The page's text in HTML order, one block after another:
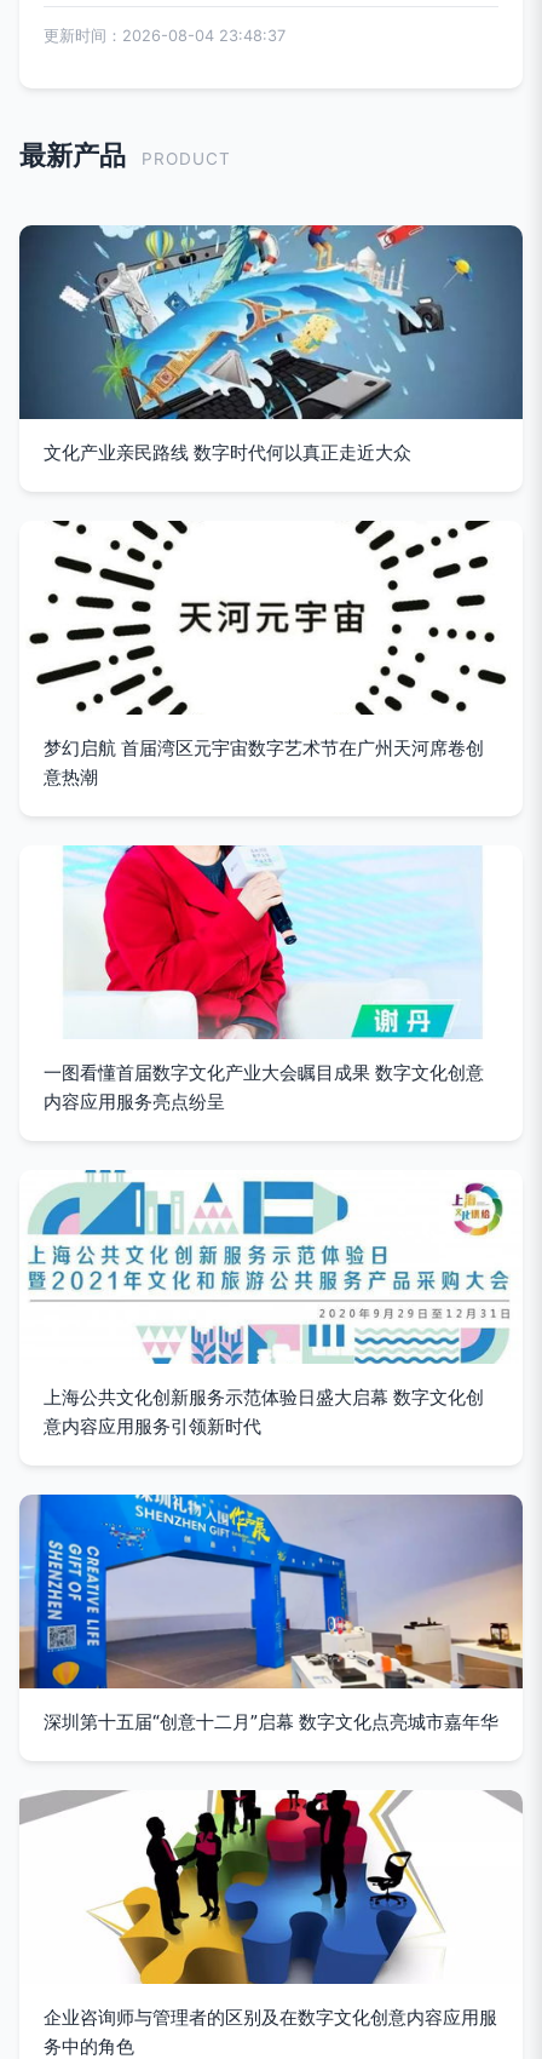
更新时间：2026-08-04 23:48:37
最新产品 PRODUCT
文化产业亲民路线 数字时代何以真正走近大众
梦幻启航 首届湾区元宇宙数字艺术节在广州天河席卷创
意热潮
一图看懂首届数字文化产业大会瞩目成果 数字文化创意
内容应用服务亮点纷呈
上海公共文化创新服务示范体验日盛大启幕 数字文化创
意内容应用服务引领新时代
深圳第十五届“创意十二月”启幕 数字文化点亮城市嘉年华
企业咨询师与管理者的区别及在数字文化创意内容应用服
务中的角色